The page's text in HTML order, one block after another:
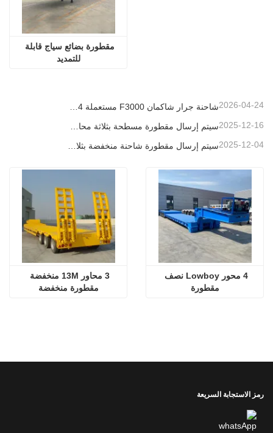
للتمديد
2026-04-24
2025-12-16
سيتم إرسال مقطورة شاحنة منخفضة بثلاثة محاور إلى الكاميرون 2025-12-04
مقطورة منخفضة
مقطورة
رمز الاستجابة السريعة